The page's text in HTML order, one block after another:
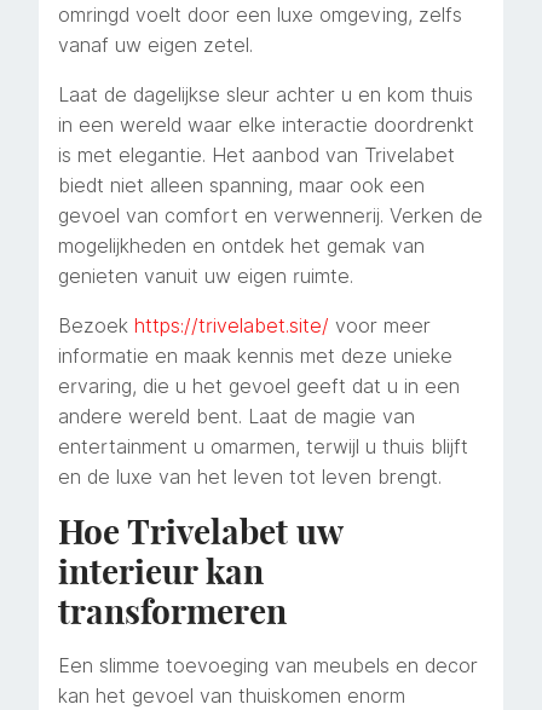
omringd voelt door een luxe omgeving, zelfs
vanaf uw eigen zetel.
Laat de dagelijkse sleur achter u en kom thuis
in een wereld waar elke interactie doordrenkt
is met elegantie. Het aanbod van Trivelabet
biedt niet alleen spanning, maar ook een
gevoel van comfort en verwennerij. Verken de
mogelijkheden en ontdek het gemak van
genieten vanuit uw eigen ruimte.
Bezoek https://trivelabet.site/ voor meer
informatie en maak kennis met deze unieke
ervaring, die u het gevoel geeft dat u in een
andere wereld bent. Laat de magie van
entertainment u omarmen, terwijl u thuis blijft
en de luxe van het leven tot leven brengt.
Hoe Trivelabet uw
interieur kan
transformeren
Een slimme toevoeging van meubels en decor
kan het gevoel van thuiskomen enorm